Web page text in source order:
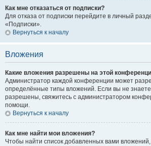
Как мне отказаться от подписки?
Для отказа от подписки перейдите в личный
«Подписки».
Вернуться к началу
Вложения
Какие вложения разрешены на этой
Администратор каждой конференции может
определённые типы вложений. Если вы не
разрешены, свяжитесь с администратором
помощи.
Вернуться к началу
Как мне найти мои вложения?
Чтобы найти список добавленных вами